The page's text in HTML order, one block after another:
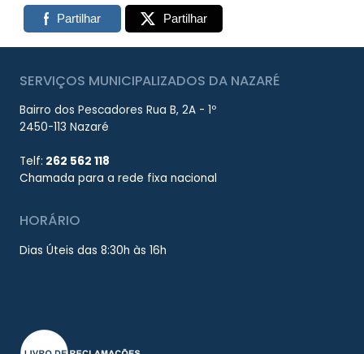
Partilhar Partilhar
SERVIÇOS MUNICIPALIZADOS DA NAZARÉ
Bairro dos Pescadores Rua B, 2A - 1º
2450-113 Nazaré
Telf: 262 562 118
Chamada para a rede fixa nacional
HORÁRIO
Dias Úteis das 8:30h às 16h